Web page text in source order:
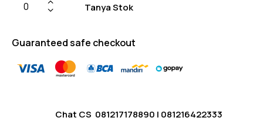
Tanya Stok
Guaranteed safe checkout
Chat CS 081217178890 | 081216422333